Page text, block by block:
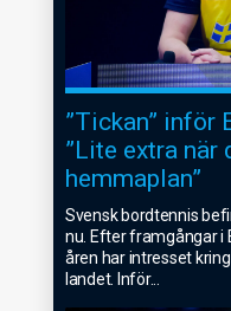
”Tickan” inför
”Lite extra när
hemmaplan”
Svensk bordtennis
nu. Efter framgångar i
åren har intresset
landet. Inför...